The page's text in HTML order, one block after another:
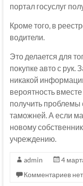
портал госуслуг
Кроме того, в
водители.
Это делается для
покупке авто с рук.
никакой
вероятность
получить проблемы
таможней. А если
новому
учреждению.
admin 4
Комментариев нет